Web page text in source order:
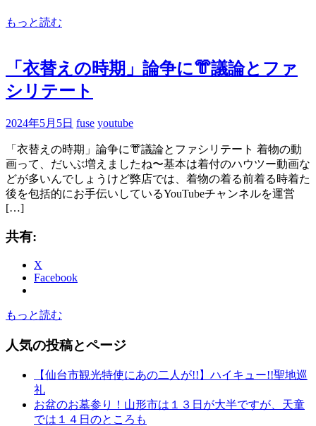
もっと読む
「衣替えの時期」論争に👘議論とファ
シリテート
2024年5月5日 fuse youtube
「衣替えの時期」論争に👘議論とファシリテート 着物の動
画って、だいぶ増えましたね〜基本は着付のハウツー動画な
どが多いんでしょうけど弊店では、着物の着る前着る時着た
後を包括的にお手伝いしているYouTubeチャンネルを運営
[…]
共有:
X
Facebook
もっと読む
人気の投稿とページ
【仙台市観光特使にあの二人が!!】ハイキュー!!聖地巡
礼
お盆のお墓参り！山形市は１３日が大半ですが、天童
では１４日のところも